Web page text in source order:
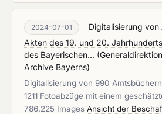
2024-07-01
Digitalisierung
Akten des 19. und 20.
des Bayerischen... (
Archive Bayerns)
Digitalisierung von 990
1211 Fotoabzüge mit einem
786.225 Images Ansicht der